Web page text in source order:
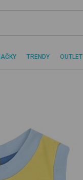
TRENDY OUTLET